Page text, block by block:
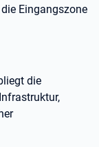
Eingangszone
die